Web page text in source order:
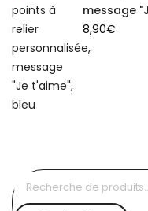
message
8,90€